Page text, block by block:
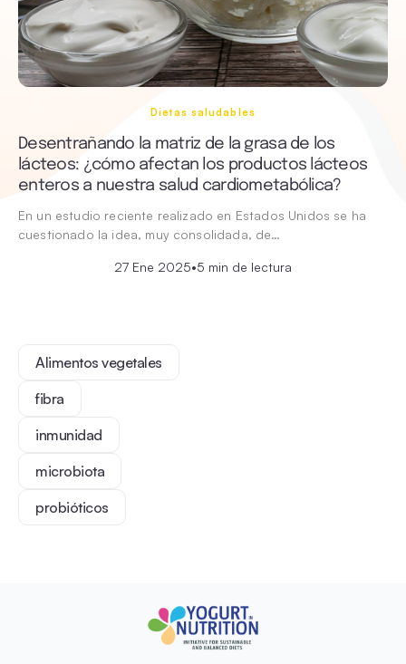
Dietas saludables
Desentrañando la matriz de la grasa de los
lácteos: ¿cómo afectan los productos lácteos
enteros a nuestra salud cardiometabólica?
En un estudio reciente realizado en Estados Unidos se ha
cuestionado la idea, muy consolidada, de…
27 Ene 2025•5 min de lectura
Alimentos vegetales
fibra
inmunidad
microbiota
probióticos